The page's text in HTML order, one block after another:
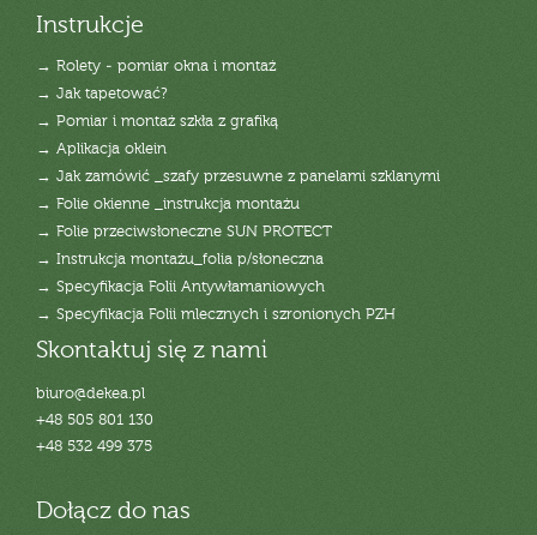
Instrukcje
→ Rolety - pomiar okna i montaż
→ Jak tapetować?
→ Pomiar i montaż szkła z grafiką
→ Aplikacja oklein
→ Jak zamówić _szafy przesuwne z panelami szklanymi
→ Folie okienne _instrukcja montażu
→ Folie przeciwsłoneczne SUN PROTECT
→ Instrukcja montażu_folia p/słoneczna
→ Specyfikacja Folii Antywłamaniowych
→ Specyfikacja Folii mlecznych i szronionych PZH
Skontaktuj się z nami
biuro@dekea.pl
+48 505 801 130
+48 532 499 375
Dołącz do nas